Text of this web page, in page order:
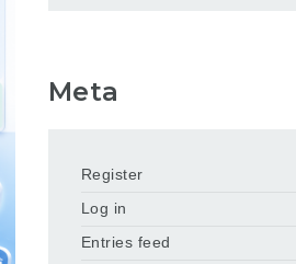
Meta
Register
Log in
Entries feed